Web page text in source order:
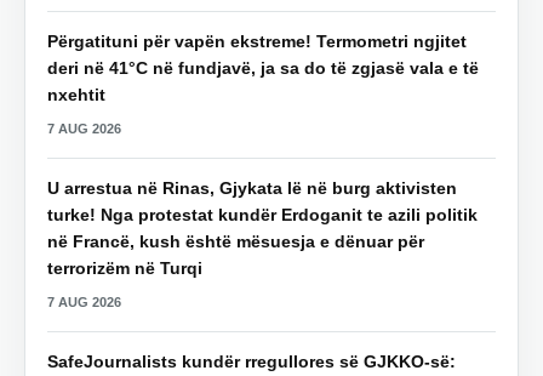
Përgatituni për vapën ekstreme! Termometri ngjitet
deri në 41°C në fundjavë, ja sa do të zgjasë vala e të
nxehtit
7 AUG 2026
U arrestua në Rinas, Gjykata lë në burg aktivisten
turke! Nga protestat kundër Erdoganit te azili politik
në Francë, kush është mësuesja e dënuar për
terrorizëm në Turqi
7 AUG 2026
SafeJournalists kundër rregullores së GJKKO-së: